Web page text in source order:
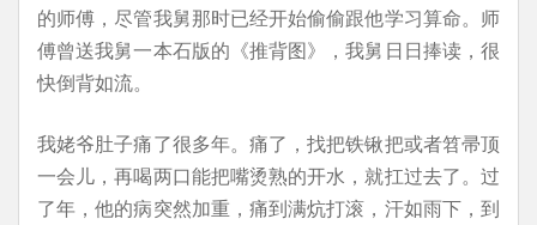
的师傅，尽管我舅那时已经开始偷偷跟他学习算命。师
傅曾送我舅一本石版的《推背图》，我舅日日捧读，很
快倒背如流。
我姥爷肚子痛了很多年。痛了，找把铁锹把或者笤帚顶
一会儿，再喝两口能把嘴烫熟的开水，就扛过去了。过
了年，他的病突然加重，痛到满炕打滚，汗如雨下，到